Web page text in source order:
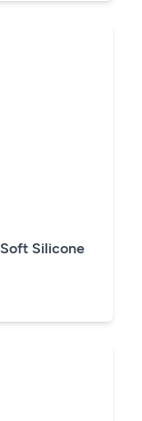
Silicone